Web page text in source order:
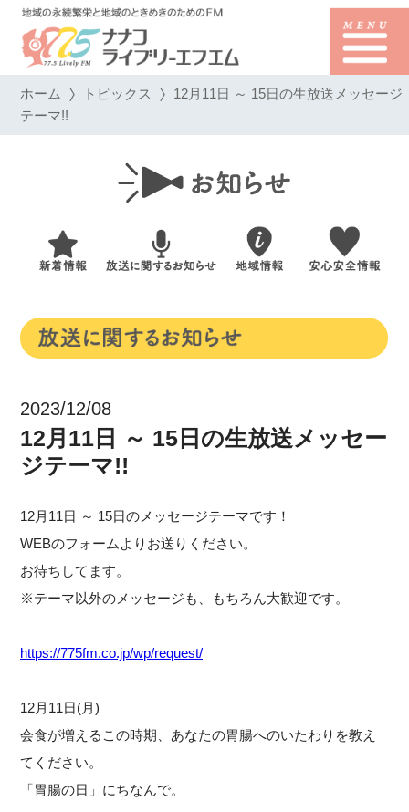
ホーム トピックス 12月11日 ～ 15日の生放送メッセージ
テーマ!!
2023/12/08
12月11日 ～ 15日の生放送メッセー
ジテーマ!!
12月11日 ～ 15日のメッセージテーマです！
WEBのフォームよりお送りください。
お待ちしてます。
※テーマ以外のメッセージも、もちろん大歓迎です。
https://775fm.co.jp/wp/request/
12月11日(月)
会食が増えるこの時期、あなたの胃腸へのいたわりを教え
てください。
「胃腸の日」にちなんで。